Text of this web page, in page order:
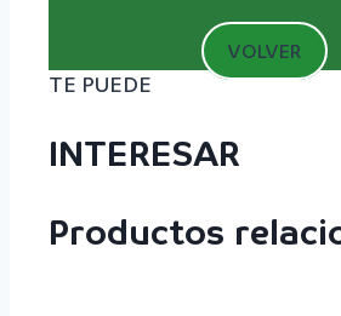
VOLVER
TE PUEDE
INTERESAR
Productos